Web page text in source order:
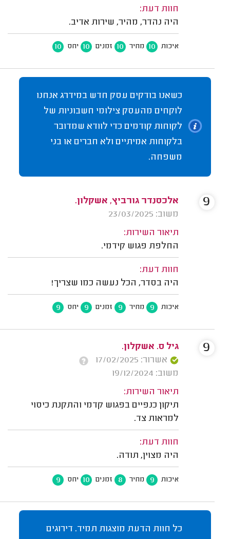
חוות דעת:
היה נהדר, מהיר, שירות אדיב.
איכות 10 מחיר 10 זמנים 10 יחס 10
כשאנו בודקים עסק חדש במידרג אנחנו
לוקחים מהעסק צילומי חשבוניות של
לקוחות קודמים כדי לוודא שמדובר
בלקוחות אמיתיים ולא חברים או בני
משפחה.
אלכסנדר גורביץ, אשקלון.
משוב: 23/03/2025
תיאור השירות:
החלפת פגוש קידמי.
חוות דעת:
היה בסדר, הכל נעשה כמו שצריך!
איכות 9 מחיר 9 זמנים 9 יחס 9
9
גיל ס. אשקלון.
אשרור: 17/02/2025
משוב: 19/12/2024
תיאור השירות:
תיקון כנפיים בפגוש קדמי והתקנת כיסוי
למראות צד.
חוות דעת:
היה מצוין, תודה.
איכות 9 מחיר 8 זמנים 10 יחס 9
9
כל חוות הדעת מוצגות תמיד. דירוגים